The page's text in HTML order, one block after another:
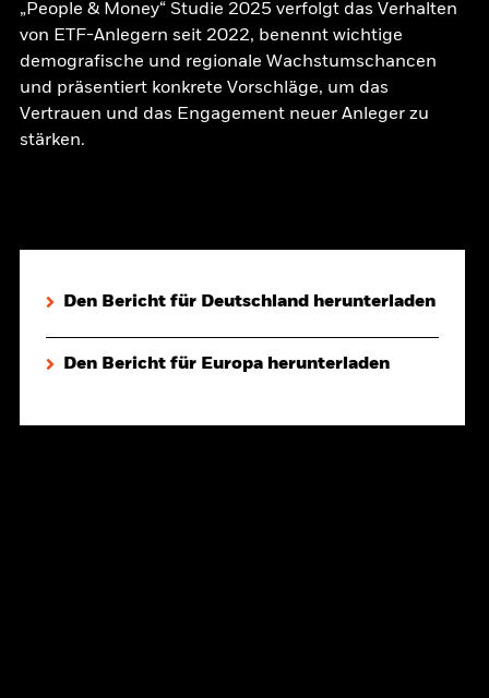
„People & Money“ Studie 2025 verfolgt das Verhalten
von ETF-Anlegern seit 2022, benennt wichtige
demografische und regionale Wachstumschancen
und präsentiert konkrete Vorschläge, um das
Vertrauen und das Engagement neuer Anleger zu
stärken.
Den Bericht für Deutschland herunterladen
Den Bericht für Europa herunterladen